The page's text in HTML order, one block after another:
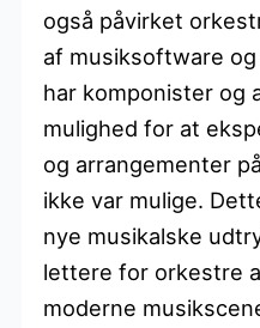
også påvirket
af musiksoftware
har komponister og
mulighed for at
og arrangementer
ikke var mulige.
nye musikalske
lettere for orkestre
moderne